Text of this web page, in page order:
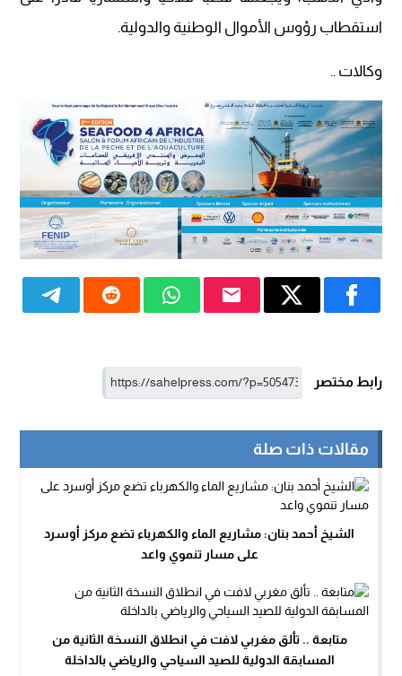
استقطاب رؤوس الأموال الوطنية والدولية.
وكالات ..
رابط مختصر
مقالات ذات صلة
الشيخ أحمد بنان: مشاريع الماء والكهرباء تضع مركز أوسرد
على مسار تنموي واعد
متابعة .. تألق مغربي لافت في انطلاق النسخة الثانية من
المسابقة الدولية للصيد السياحي والرياضي بالداخلة